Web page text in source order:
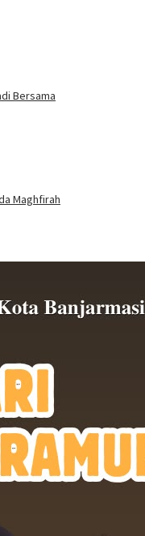
Bersama
Maghfirah